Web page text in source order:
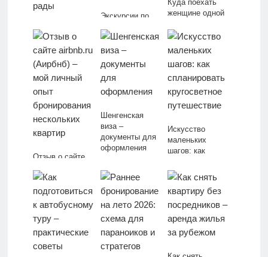
Куда поехать на
машине с
собакой: список
dog-friendly
отелей, где вам
реально рады
Экскурсии по
льностям:
покупать или
самостоятельно
?
Куда поехать
женщине одной
вернуться
Отзыв о сайте
(Аирбнб) – мой
личный опыт
бронирования
нескольких
квартир
Шенгенская
виза –
документы для
оформления
Искусство
маленьких
шагов: как
кругосветное
путешествие